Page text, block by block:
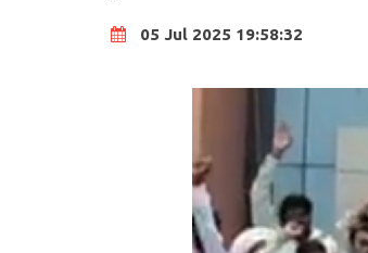
05 Jul 2025 19:58:32